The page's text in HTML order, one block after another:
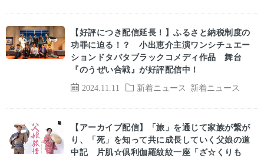
2024.11.11 新着ニュース 新着ニュース
【好評につき配信延長！】ふるさと納税制度の
功罪に迫る！？ 小出恵介主演ワンシチュエー
ションドタバタブラックコメディ作品 舞台
『のうぜい合戦』が好評配信中！
【アーカイブ配信】「旅」を通じて家族が繋が
り、「死」を知って共に成長していく父娘の道
中記 片肌☆倶利伽羅紋紋一座「ざ☆くりも